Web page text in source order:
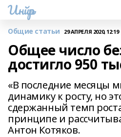
Инйәр
Общие статьи 29 АПРЕЛЯ 2020, 12:19
Общее число
достигло 950
«В последние месяцы
динамику к росту, но
сдержанный темп
принципе и
Антон Котяков.